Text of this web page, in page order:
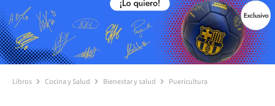
Libros Cocina y Salud Bienestar y salud Puericultura